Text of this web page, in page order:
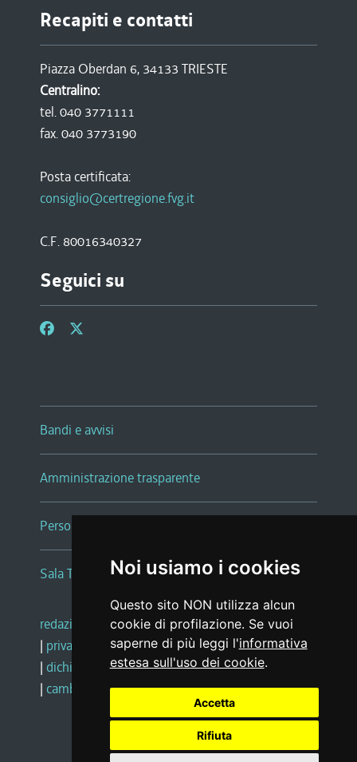
Noi usiamo i cookies
Questo sito NON utilizza alcun
cookie di profilazione. Se vuoi
saperne di più leggi l'informativa
estesa sull'uso dei cookie.
Accetta
Rifiuta
Recapiti e contatti
Piazza Oberdan 6, 34133 TRIESTE
Centralino:
tel. 040 3771111
fax. 040 3773190
Posta certificata:
consiglio@certregione.fvg.it
C.F. 80016340327
Seguici su
Bandi e avvisi
Amministrazione trasparente
Persone e Uffici
Sala Tiziano Tessitori
redazione web |note legali |glossario
| privacy
social media policy
| dichiarazione di accessibilità |feedback
| cambio preferenze cookie
Realizzato da